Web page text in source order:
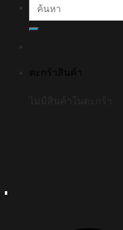
ค้นหา:
ตะกร้าสินค้า